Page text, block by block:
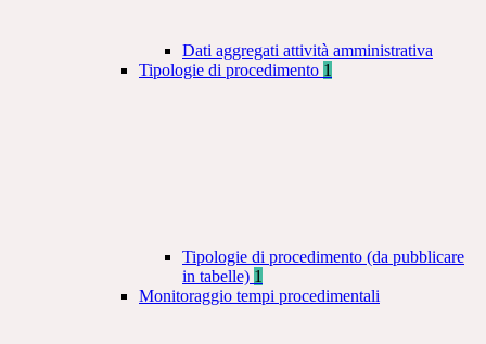
Dati aggregati attività amministrativa
Tipologie di procedimento 1
Tipologie di procedimento (da pubblicare
in tabelle) 1
Monitoraggio tempi procedimentali